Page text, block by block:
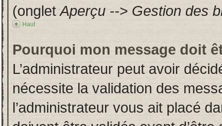
(ongletAperçu --> Gestion des
Haut
Pourquoi mon message doit
L’administrateur peut avoir
nécessite la validation des
l’administrateur vous ait placé